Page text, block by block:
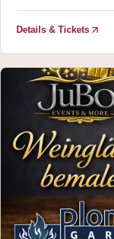
Details & Tickets